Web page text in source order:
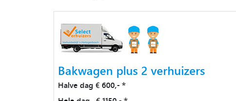
Bakwagen plus 2 verhuizers
Halve dag € 600,-*